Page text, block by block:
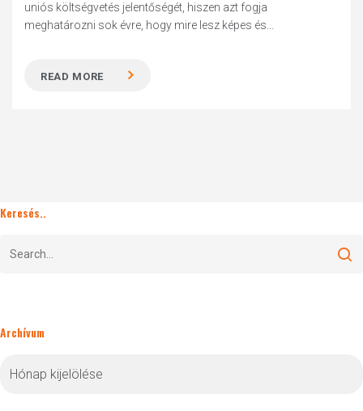
uniós költségvetés jelentőségét, hiszen azt fogja
meghatározni sok évre, hogy mire lesz képes és...
READ MORE
Keresés..
Archívum